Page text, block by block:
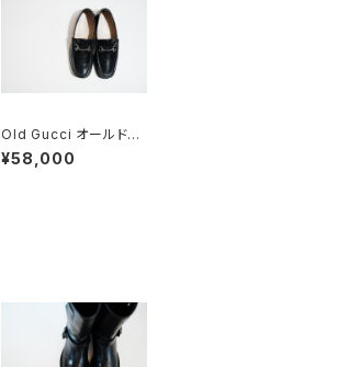
Old Gucci オールドグ
ッチ ホースビットローフ
ァー 40 E Black
¥58,000